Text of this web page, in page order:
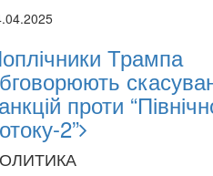
Трампа
проти
2”